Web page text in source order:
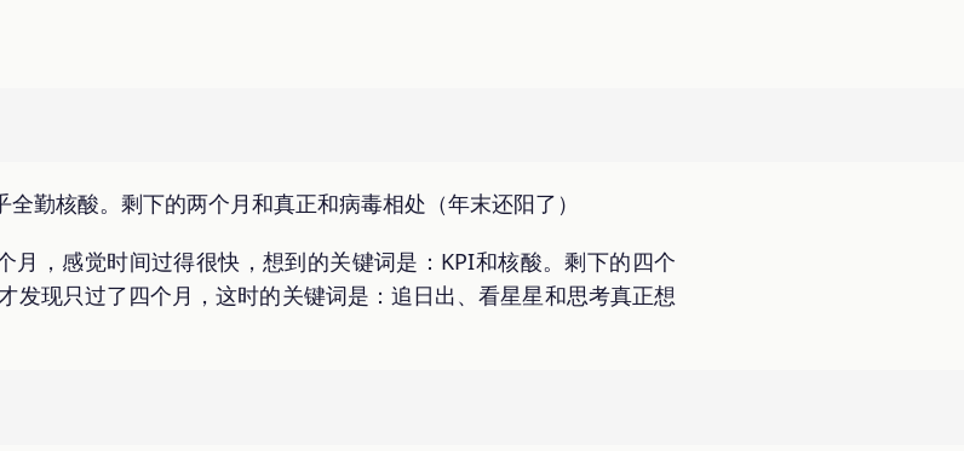
勤核酸。剩下的两个月和真正和病毒相处（年末还阳了）
月，感觉时间过得很快，想到的关键词是：KPI和核酸。剩下的四个
发现只过了四个月，这时的关键词是：追日出、看星星和思考真正想